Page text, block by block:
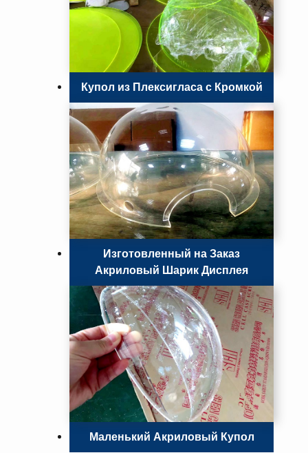
Купол из Плексигласа с Кромкой
Изготовленный на Заказ
Акриловый Шарик Дисплея
Маленький Акриловый Купол